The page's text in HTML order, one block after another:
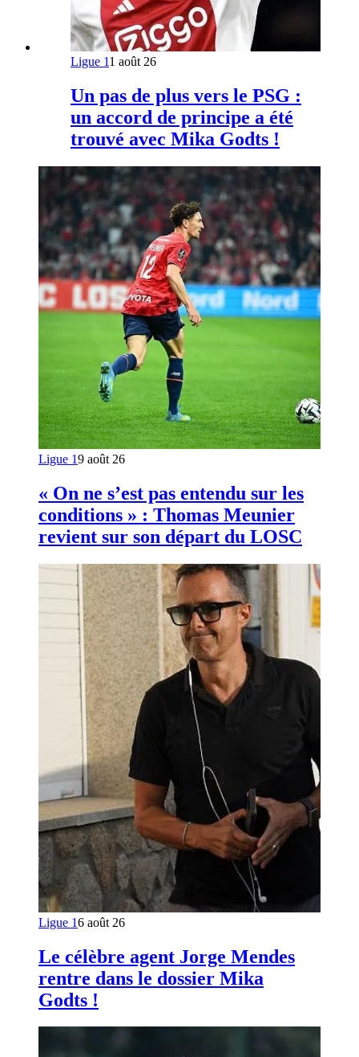
Ligue 11 août 26
Un pas de plus vers le PSG :
un accord de principe a été
trouvé avec Mika Godts !
Ligue 19 août 26
« On ne s’est pas entendu sur les
conditions » : Thomas Meunier
revient sur son départ du LOSC
Ligue 16 août 26
Le célèbre agent Jorge Mendes
rentre dans le dossier Mika
Godts !